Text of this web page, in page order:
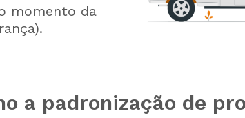
momento da
a padronização de